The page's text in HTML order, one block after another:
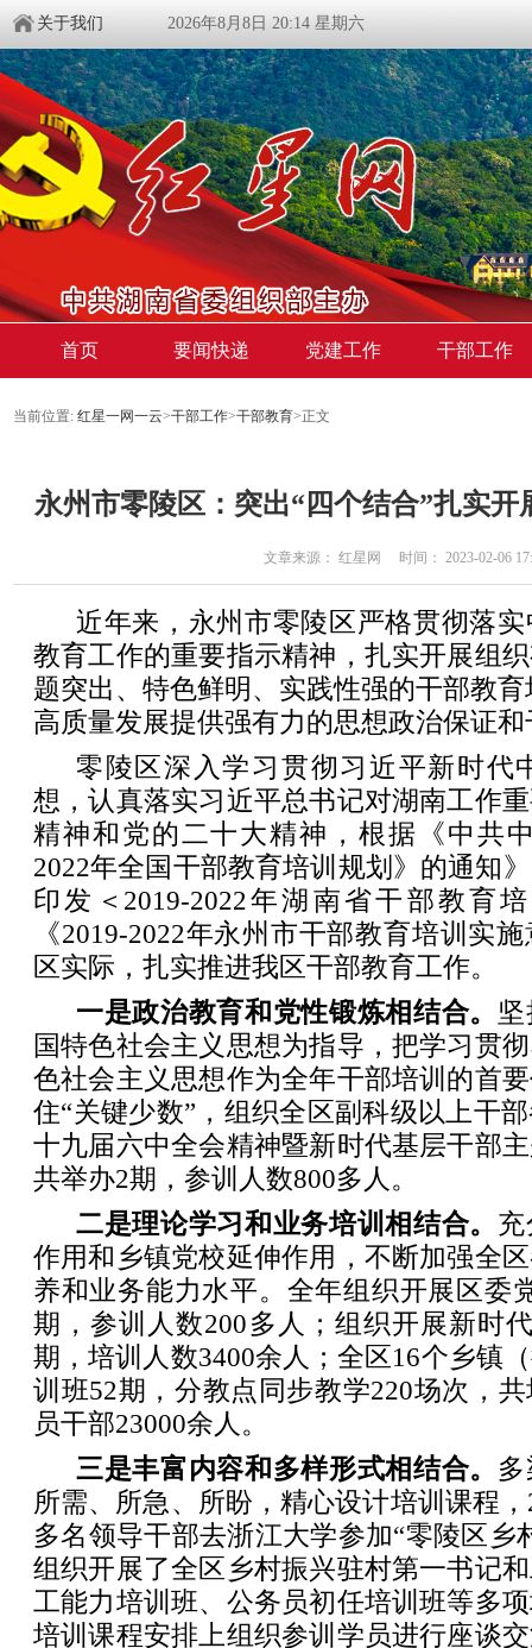
关于我们 2026年8月8日 20:14 星期六
首页 要闻快递 党建工作 干部工作
当前位置: 红星一网一云>干部工作>干部教育>正文
永州市零陵区：突出“四个结合”扎实开
文章来源： 红星网 时间： 2023-02-06
近年来，永州市零陵区严格贯彻落
教育工作的重要指示精神，扎实开展组
题突出、特色鲜明、实践性强的干部教
高质量发展提供强有力的思想政治保证
零陵区深入学习贯彻习近平新时代
想，认真落实习近平总书记对湖南工作
精神和党的二十大精神，根据《中共
2022年全国干部教育培训规划》的通知
印发＜2019-2022年湖南省干部教育
《2019-2022年永州市干部教育培训实
区实际，扎实推进我区干部教育工作。
一是政治教育和党性锻炼相结合。
国特色社会主义思想为指导，把学习贯
色社会主义思想作为全年干部培训的首
住“关键少数”，组织全区副科级以上干
十九届六中全会精神暨新时代基层干部
共举办2期，参训人数800多人。
二是理论学习和业务培训相结合。
作用和乡镇党校延伸作用，不断加强全
养和业务能力水平。全年组织开展区委
期，参训人数200多人；组织开展新时
期，培训人数3400余人；全区16个乡镇
训班52期，分教点同步教学220场次，
员干部23000余人。
三是丰富内容和多样形式相结合。
所需、所急、所盼，精心设计培训课程
多名领导干部去浙江大学参加“零陵区乡
组织开展了全区乡村振兴驻村第一书记
工能力培训班、公务员初任培训班等多
培训课程安排上组织参训学员进行座谈